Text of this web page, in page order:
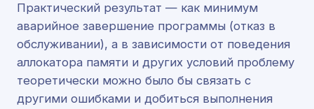
Практический результат — как минимум
аварийное завершение программы (отказ в
обслуживании), а в зависимости от поведения
аллокатора памяти и других условий проблему
теоретически можно было бы связать с
другими ошибками и добиться выполнения